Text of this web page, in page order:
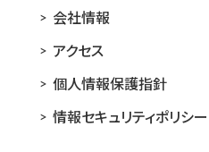
会社情報
アクセス
個人情報保護指針
情報セキュリティポリシー